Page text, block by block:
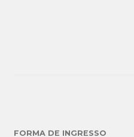
FORMA DE INGRESSO